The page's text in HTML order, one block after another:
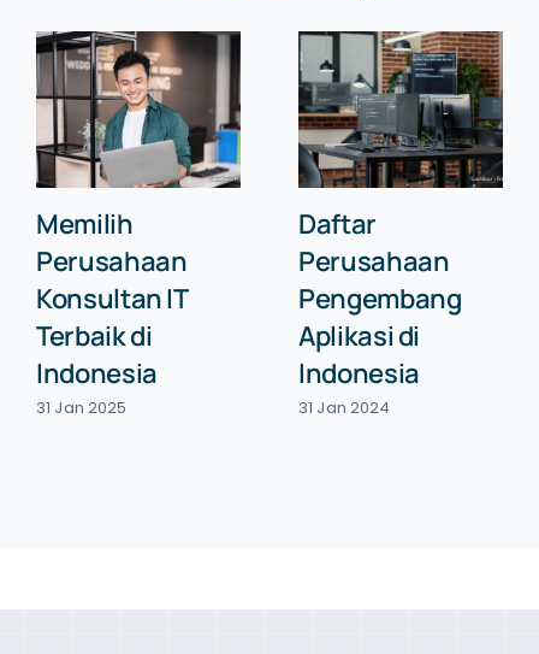
Memilih
Perusahaan
Konsultan IT
Terbaik di
Indonesia
31 Jan 2025
Daftar
Perusahaan
Pengembang
Aplikasi di
Indonesia
31 Jan 2024